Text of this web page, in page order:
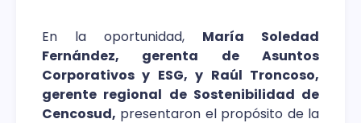
En la oportunidad, María Soledad
Fernández, gerenta de Asuntos
Corporativos y ESG, y Raúl Troncoso,
gerente regional de Sostenibilidad de
Cencosud, presentaron el propósito de la